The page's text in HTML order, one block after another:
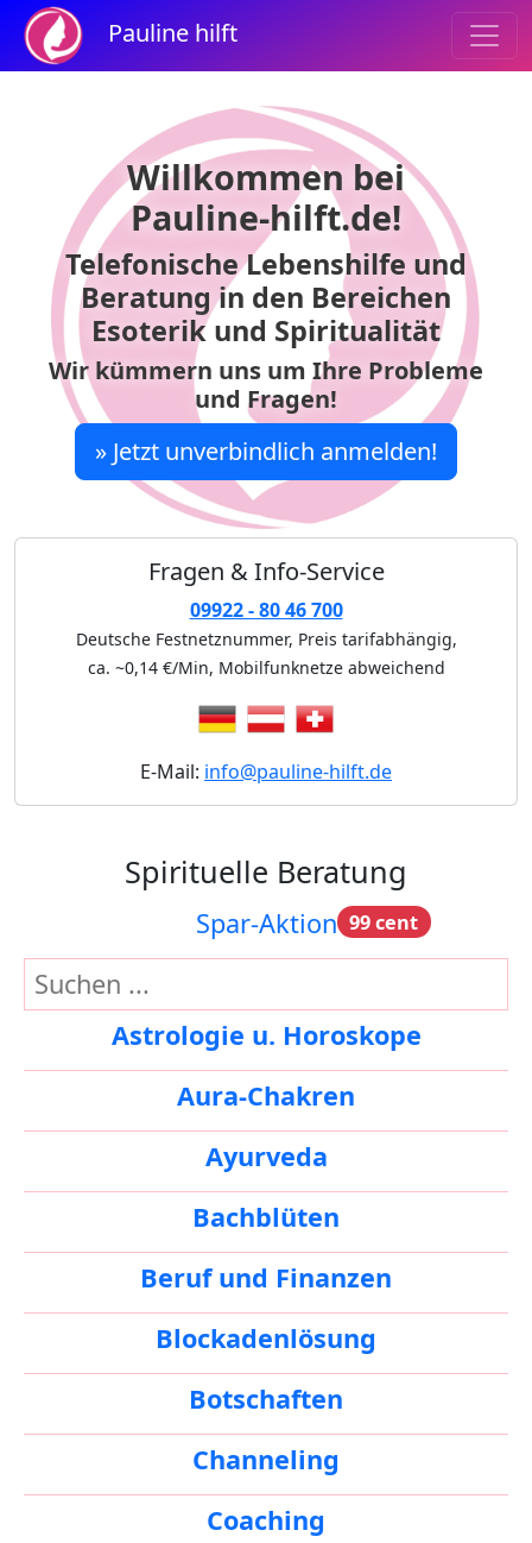
Pauline hilft
Willkommen bei
Pauline-hilft.de!
Telefonische Lebenshilfe und
Beratung in den Bereichen
Esoterik und Spiritualität
Wir kümmern uns um Ihre Probleme
und Fragen!
» Jetzt unverbindlich anmelden!
Fragen & Info-Service
09922 - 80 46 700
Deutsche Festnetznummer, Preis tarifabhängig,
ca. ~0,14 €/Min, Mobilfunknetze abweichend
E-Mail: info@pauline-hilft.de
Spirituelle Beratung
Spar-Aktion 99 cent
Astrologie u. Horoskope
Aura-Chakren
Ayurveda
Bachblüten
Beruf und Finanzen
Blockadenlösung
Botschaften
Channeling
Coaching